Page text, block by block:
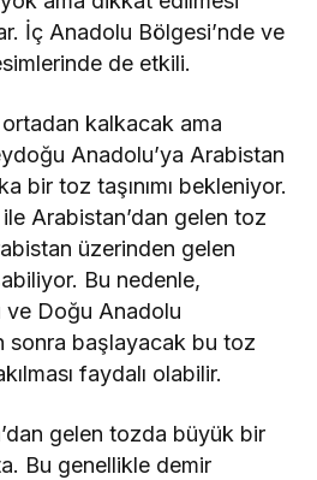
İç Anadolu Bölgesi’nde ve
de etkili.
kalkacak ama
Anadolu’ya Arabistan
bir toz taşınımı bekleniyor.
Arabistan’dan gelen toz
üzerinden gelen
Bu nedenle,
ve Doğu Anadolu
sonra başlayacak bu toz
faydalı olabilir.
gelen tozda büyük bir
Bu genellikle demir